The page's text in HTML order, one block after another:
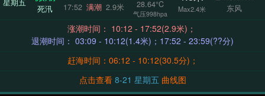
星期五
死汛
17:52 满潮 2.9米
28.64°C
气压998hpa
Max2.4米 东风
涨潮时间： 10:12 - 17:52(2.9米)；
退潮时间： 03:09 - 10:12(1.4米)；17:52 - 23:59(??分)
赶海时间：06:12 - 10:12(30.5分)；
点击查看
8-21 星期五 曲线图